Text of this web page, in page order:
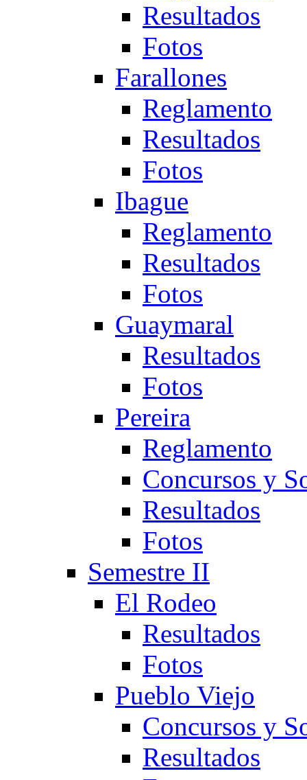
Resultados
Fotos
Farallones
Reglamento
Resultados
Fotos
Ibague
Reglamento
Resultados
Fotos
Guaymaral
Resultados
Fotos
Pereira
Reglamento
Concursos y
Resultados
Fotos
Semestre II
El Rodeo
Resultados
Fotos
Pueblo Viejo
Concursos y
Resultados